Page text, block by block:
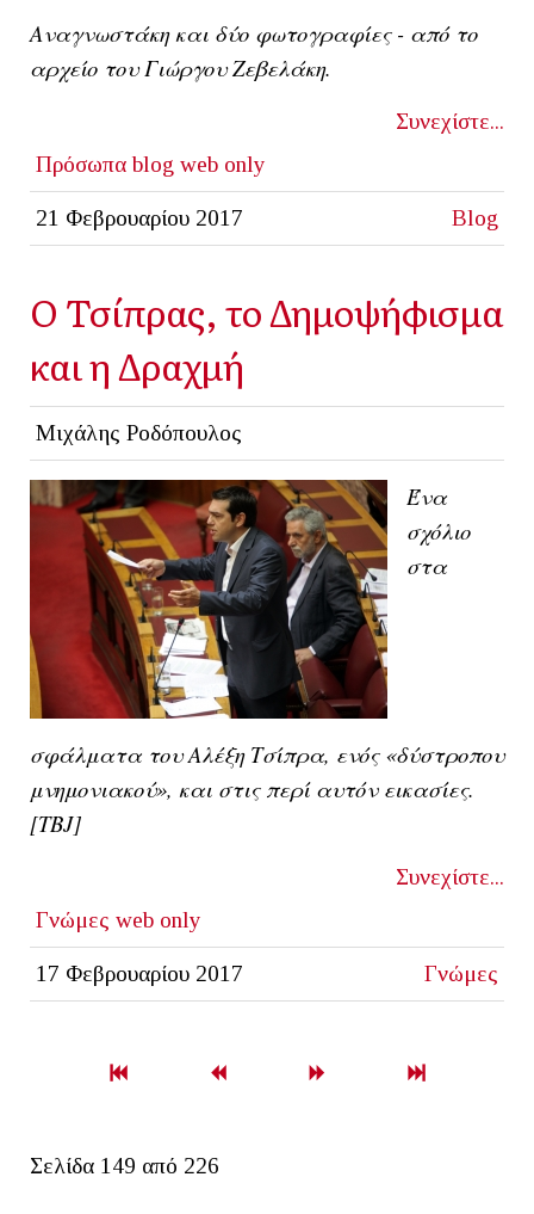
Αναγνωστάκη και δύο φωτογραφίες - από το
αρχείο του Γιώργου Ζεβελάκη.
Συνεχίστε...
Πρόσωπα blog web only
21 Φεβρουαρίου 2017 Blog
Ο Τσίπρας, το Δημοψήφισμα
και η Δραχμή
Μιχάλης Ροδόπουλος
Ένα
σχόλιο
στα
σφάλματα του Αλέξη Τσίπρα, ενός «δύστροπου
μνημονιακού», και στις περί αυτόν εικασίες.
[TBJ]
Συνεχίστε...
Γνώμες web only
17 Φεβρουαρίου 2017 Γνώμες
Σελίδα 149 από 226